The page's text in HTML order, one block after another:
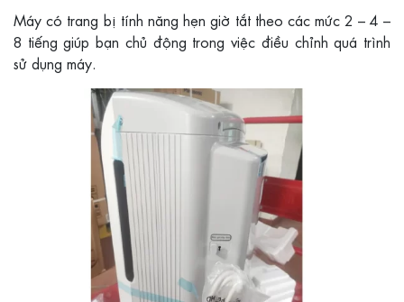
Máy có trang bị tính năng hẹn giờ tắt theo các mức 2 – 4 –
8 tiếng giúp bạn chủ động trong việc điều chỉnh quá trình
sử dụng máy.